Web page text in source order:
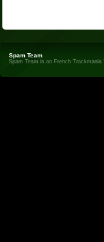
Spam Team
Spam Team is an French